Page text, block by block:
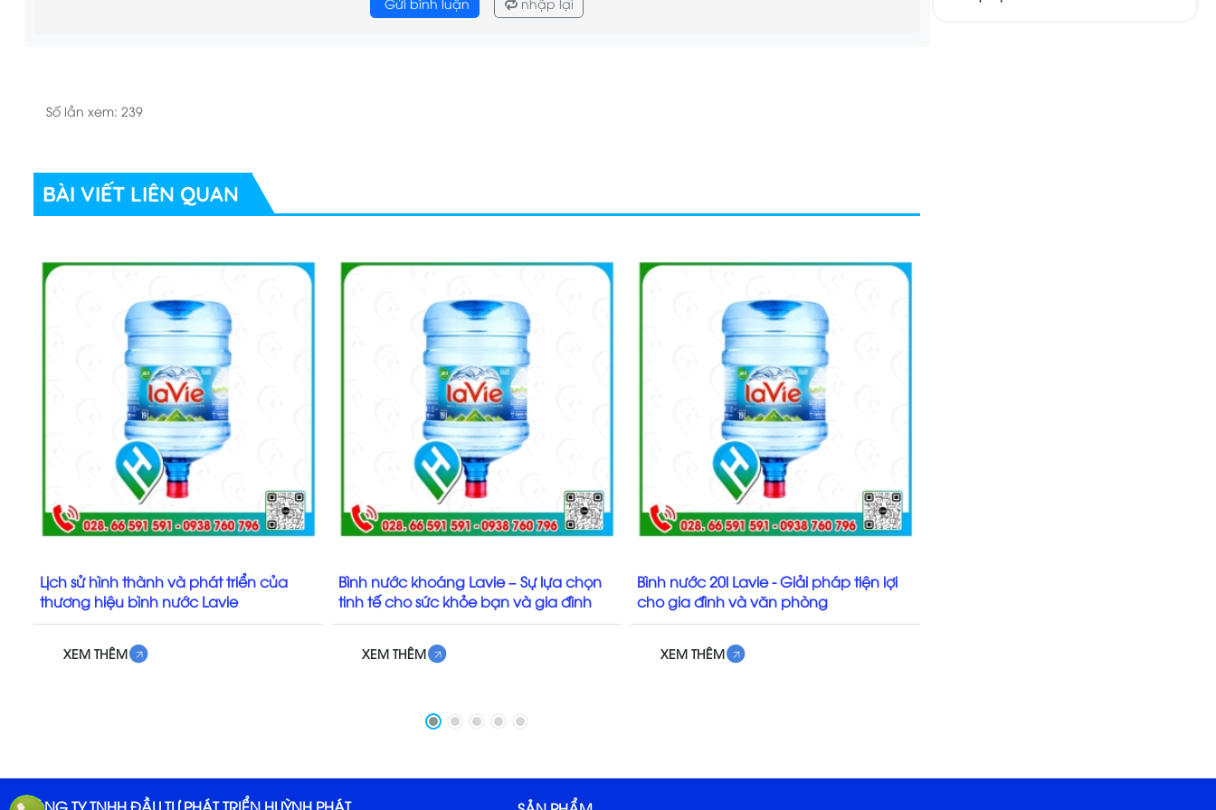
góp phần nâng cao ý thức cộng đồng về bảo vệ môi trường sống trong xã hội xã Tân Vĩnh Lộc.
Số lần xem: 239
BÀI VIẾT LIÊN QUAN
Lịch sử hình thành và phát triển của
thương hiệu bình nước Lavie
XEM THÊM
Bình nước khoáng Lavie – Sự lựa chọn
tinh tế cho sức khỏe bạn và gia đình
XEM THÊM
Bình nước 20l Lavie - Giải pháp tiện lợi
cho gia đình và văn phòng
XEM THÊM